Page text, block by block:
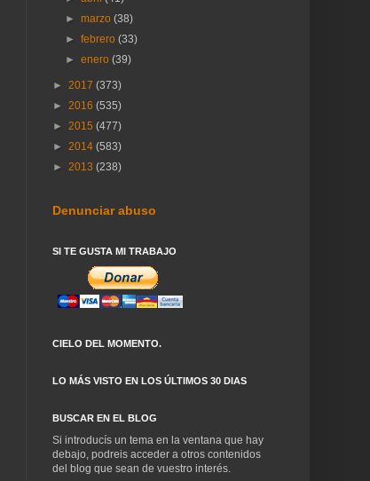
►marzo(38)
►febrero(33)
►enero(39)
► 2017 (373)
► 2016 (535)
► 2015 (477)
► 2014 (583)
► 2013 (238)
Denunciar abuso
SI TE GUSTA MI TRABAJO
CIELO DEL MOMENTO.
LO MÁS VISTO EN LOS ÚLTIMOS 30 DIAS
BUSCAR EN EL BLOG
Si introducís un tema en la ventana que hay
debajo, podreis acceder a otros contenidos
del blog que sean de vuestro interés.